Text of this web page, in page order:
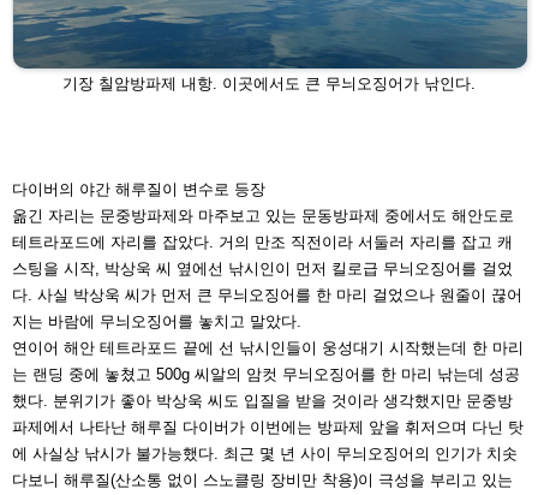
기장 칠암방파제 내항. 이곳에서도 큰 무늬오징어가 낚인다.
다이버의 야간 해루질이 변수로 등장
옮긴 자리는 문중방파제와 마주보고 있는 문동방파제 중에서도 해안도로
테트라포드에 자리를 잡았다. 거의 만조 직 전이라 서둘러 자리를 잡고 캐
스팅을 시작, 박상욱 씨 옆에선 낚시인이 먼저 킬로급 무늬오징어를 걸었
다. 사실 박상욱 씨가 먼저 큰 무늬오징어를 한 마리 걸었으나 원줄이 끊어
지는 바람에 무늬오징어를 놓치고 말았다.
연이어 해안 테트라포드 끝에 선 낚시인들이 웅성대기 시작했는데 한 마리
는 랜딩 중에 놓쳤고 500g 씨알의 암컷 무늬오징어를 한 마리 낚는데 성공
했다. 분위기가 좋아 박상욱 씨도 입질을 받을 것이라 생각했지만 문중방
파제에서 나타난 해루질 다이버가 이번에는 방파제 앞을 휘저으며 다닌 탓
에 사실상 낚시가 불가능했다. 최근 몇 년 사이 무늬오징 어의 인기가 치솟
다보니 해루질(산소통 없이 스노클링 장비 만 착용)이 극성을 부리고 있는